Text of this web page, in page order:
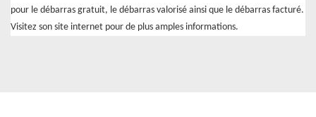
pour le débarras gratuit, le débarras valorisé ainsi que le débarras facturé.
Visitez son site internet pour de plus amples informations.